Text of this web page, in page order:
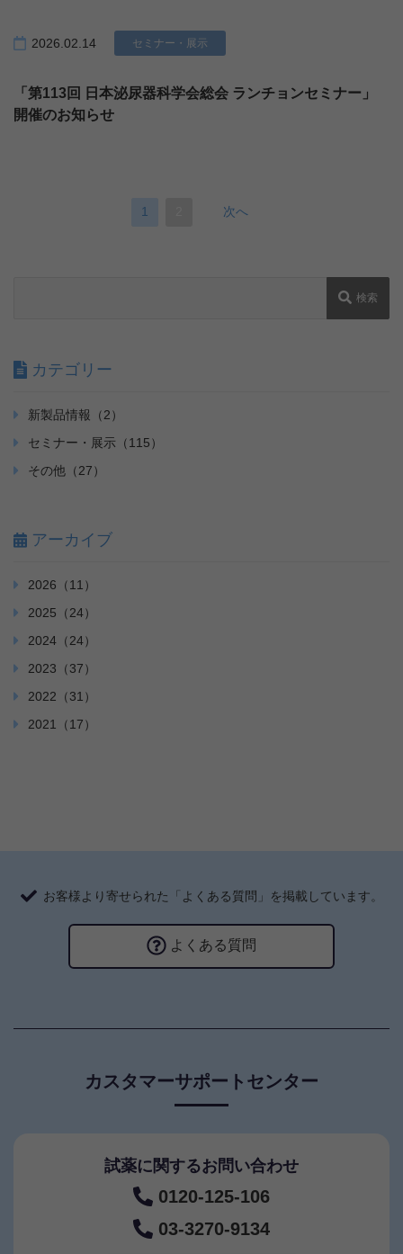
2026.02.14 セミナー・展示
「第113回 日本泌尿器科学会総会 ランチョンセミナー」
開催のお知らせ
1 次へ
検索
カテゴリー
新製品情報（2）
セミナー・展示（115）
その他（27）
アーカイブ
2026（11）
2025（24）
2024（24）
2023（37）
2022（31）
2021（17）
お客様より寄せられた「よくある質問」を掲載しています。
よくある質問
カスタマーサポートセンター
試薬に関するお問い合わせ
0120-125-106
03-3270-9134